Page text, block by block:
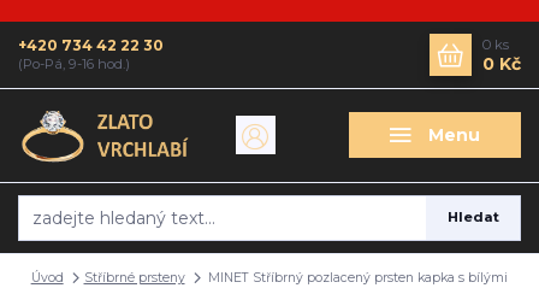
Menu
Hledat
+420 734 42 22 30
(Po-Pá, 9-16 hod.)
0 ks
0 Kč
Úvod Stříbrné prsteny
MINET Stříbrný pozlacený prsten kapka s bílými